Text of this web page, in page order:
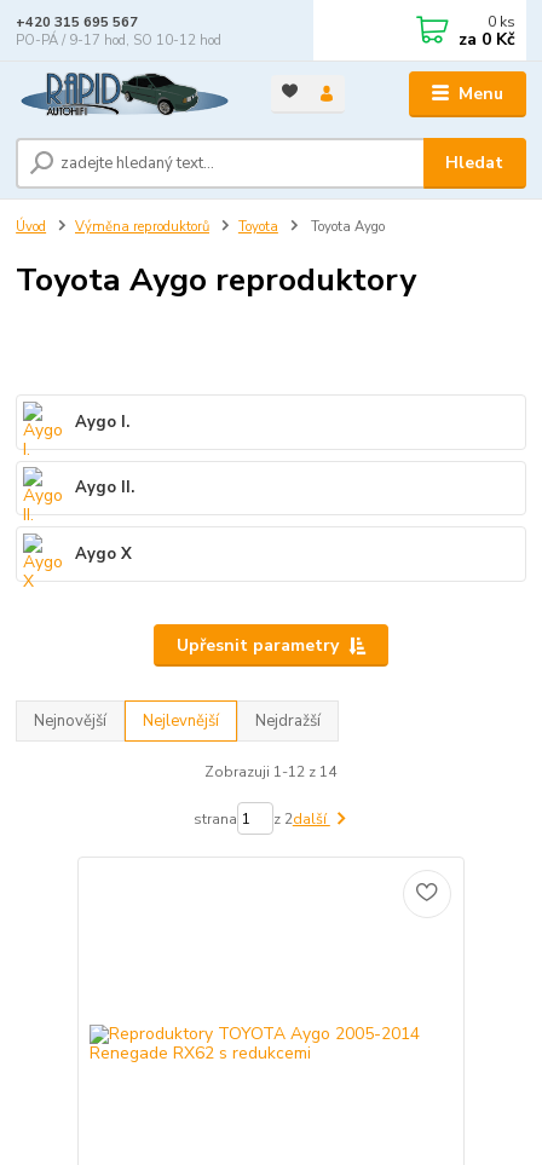
Menu
Hledat
+420 315 695 567
PO-PÁ / 9-17 hod, SO 10-12 hod
0 ks
za 0 Kč
Úvod Výměna reproduktorů Toyota Toyota Aygo
Toyota Aygo reproduktory
Aygo I.
Aygo II.
Aygo X
Upřesnit parametry
Nejnovější Nejlevnější Nejdražší
Zobrazuji 1-12 z 14
strana z 2další